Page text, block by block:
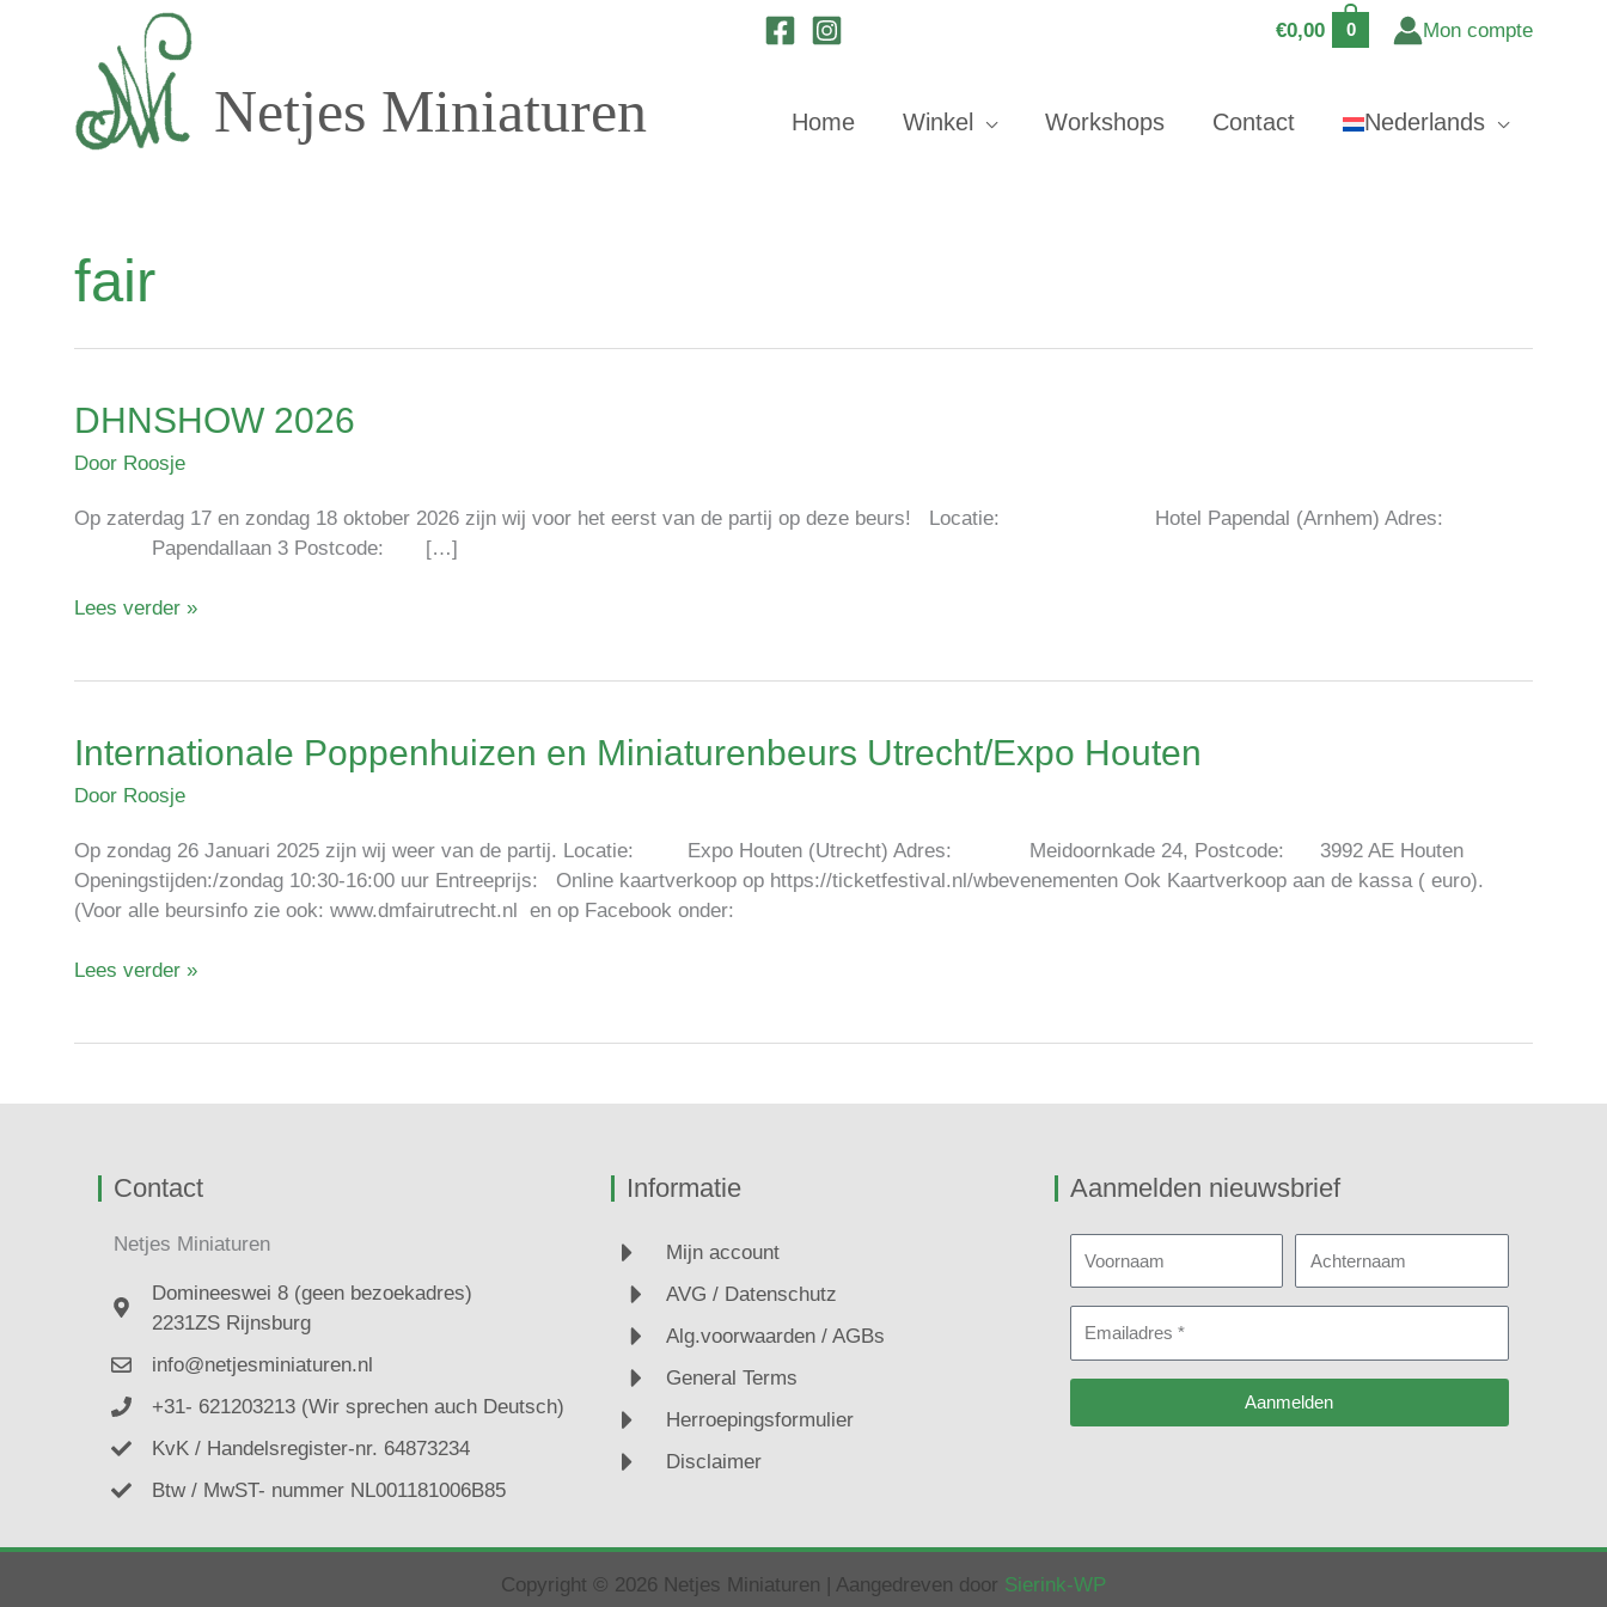
€0,00 0 Mon compte
Netjes Miniaturen Home Winkel Workshops Contact Nederlands
fair
DHNSHOW 2026
Door Roosje
Op zaterdag 17 en zondag 18 oktober 2026 zijn wij voor het eerst van de partij op deze beurs! Locatie: Hotel Papendal (Arnhem) Adres:
Papendallaan 3 Postcode: […]
DHNSHOW
Lees verder »
Internationale Poppenhuizen en Miniaturenbeurs Utrecht/Expo Houten
Door Roosje
Op zondag 26 Januari 2025 zijn wij weer van de partij. Locatie: Expo Houten (Utrecht) Adres: Meidoornkade 24, Postcode: 3992 AE Houten
Openingstijden:/zondag 10:30-16:00 uur Entreeprijs: Online kaartverkoop op https://ticketfestival.nl/wbevenementen Ook Kaartverkoop aan de kassa ( euro).
(Voor alle beursinfo zie ook: www.dmfairutrecht.nl en op Facebook onder:
Internationale
en
Utrecht/Expo
Houten
Lees verder »
Contact
Netjes Miniaturen
Domineeswei 8 (geen bezoekadres)
2231ZS Rijnsburg
info@netjesminiaturen.nl
+31- 621203213 (Wir sprechen auch Deutsch)
KvK / Handelsregister-nr. 64873234
Btw / MwST- nummer NL001181006B85
Informatie
Mijn account
AVG / Datenschutz
Alg.voorwaarden / AGBs
General Terms
Herroepingsformulier
Disclaimer
Aanmelden nieuwsbrief
Aanmelden
Copyright © 2026 Netjes Miniaturen | Aangedreven door Sierink-WP